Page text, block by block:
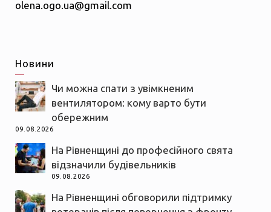
olena.ogo.ua@gmail.com
Новини
Чи можна спати з увімкненим
вентилятором: кому варто бути
обережним
09.08.2026
На Рівненщині до професійного свята
відзначили будівельників
09.08.2026
На Рівненщині обговорили підтримку